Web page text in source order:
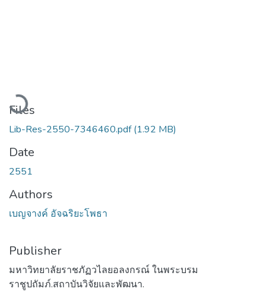
Loading...
Files
Lib-Res-2550-7346460.pdf(1.92 MB)
Date
2551
Authors
เบญจางค์ อัจฉริยะโพธา
Publisher
มหาวิทยาลัยราชภัฏวไลยอลงกรณ์ ในพระบรม
ราชูปถัมภ์.สถาบันวิจัยและพัฒนา.